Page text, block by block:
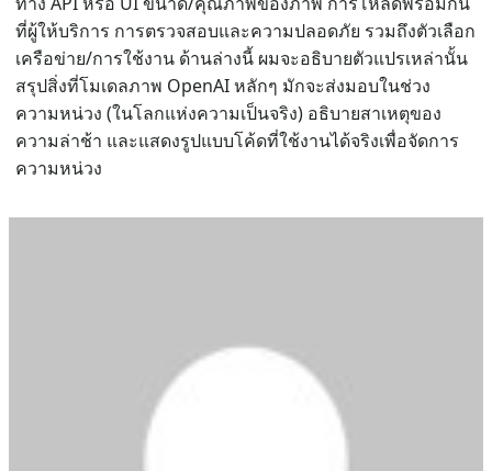
ที่ผู้ให้บริการ การตรวจสอบและความปลอดภัย รวมถึงตัวเลือก
เครือข่าย/การใช้งาน ด้านล่างนี้ ผมจะอธิบายตัวแปรเหล่านั้น
สรุปสิ่งที่โมเดลภาพ OpenAI หลักๆ มักจะส่งมอบในช่วง
ความหน่วง (ในโลกแห่งความเป็นจริง) อธิบายสาเหตุของ
ความล่าช้า และแสดงรูปแบบโค้ดที่ใช้งานได้จริงเพื่อจัดการ
ความหน่วง